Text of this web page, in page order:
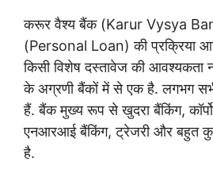
करूर वैश्य बैंक (Karur Vysya
(Personal Loan) की प्रक्रिया
किसी विशेष दस्तावेज की
के अग्रणी बैंकों में से एक है. लगभग
हैं. बैंक मुख्य रूप से खुदरा बैंकिंग,
एनआरआई बैंकिंग, ट्रेजरी और बहुत
है.